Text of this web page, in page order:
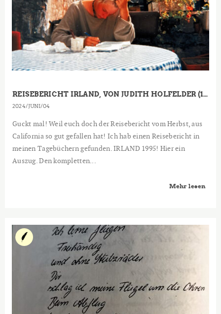
REISEBERICHT IRLAND, VON JUDITH HOLFELDER (17 JAHRE)
2024 JUNI 04
Guckt mal! Weil euch doch der Reisebericht vom Herbst, aus
California so gut gefallen hat! Ich hab einen Reisebericht in
meinen Tagebüchern gefunden. IRLAND 1995! Hier ein
Auszug. Den kompletten...
Mehr lesen